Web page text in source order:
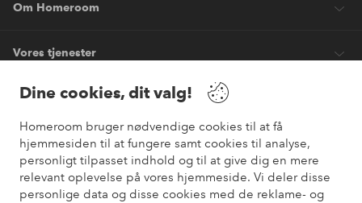
Dine cookies, dit valg!
Homeroom bruger nødvendige cookies til at få
hjemmesiden til at fungere samt cookies til analyse,
personligt tilpasset indhold og til at give dig en mere
relevant oplevelse på vores hjemmeside. Vi deler disse
personlige data og disse cookies med de reklame- og
Om Homeroom
Vores tjenester
Vilkår
Venner